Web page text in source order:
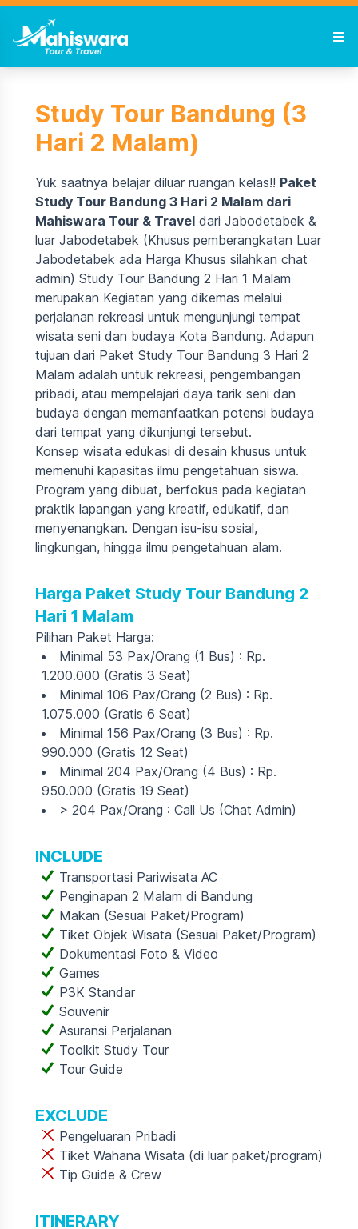
Study Tour Bandung (3
Hari 2 Malam)
Yuk saatnya belajar diluar ruangan kelas!! Paket
Study Tour Bandung 3 Hari 2 Malam dari
Mahiswara Tour & Travel dari Jabodetabek &
luar Jabodetabek (Khusus pemberangkatan Luar
Jabodetabek ada Harga Khusus silahkan chat
admin) Study Tour Bandung 2 Hari 1 Malam
merupakan Kegiatan yang dikemas melalui
perjalanan rekreasi untuk mengunjungi tempat
wisata seni dan budaya Kota Bandung. Adapun
tujuan dari Paket Study Tour Bandung 3 Hari 2
Malam adalah untuk rekreasi, pengembangan
pribadi, atau mempelajari daya tarik seni dan
budaya dengan memanfaatkan potensi budaya
dari tempat yang dikunjungi tersebut.
Konsep wisata edukasi di desain khusus untuk
memenuhi kapasitas ilmu pengetahuan siswa.
Program yang dibuat, berfokus pada kegiatan
praktik lapangan yang kreatif, edukatif, dan
menyenangkan. Dengan isu-isu sosial,
lingkungan, hingga ilmu pengetahuan alam.
Harga Paket Study Tour Bandung 2
Hari 1 Malam
Pilihan Paket Harga:
Minimal 53 Pax/Orang (1 Bus) : Rp.
1.200.000 (Gratis 3 Seat)
Minimal 106 Pax/Orang (2 Bus) : Rp.
1.075.000 (Gratis 6 Seat)
Minimal 156 Pax/Orang (3 Bus) : Rp.
990.000 (Gratis 12 Seat)
Minimal 204 Pax/Orang (4 Bus) : Rp.
950.000 (Gratis 19 Seat)
> 204 Pax/Orang : Call Us (Chat Admin)
INCLUDE
Transportasi Pariwisata AC
Penginapan 2 Malam di Bandung
Makan (Sesuai Paket/Program)
Tiket Objek Wisata (Sesuai Paket/Program)
Dokumentasi Foto & Video
Games
P3K Standar
Souvenir
Asuransi Perjalanan
Toolkit Study Tour
Tour Guide
EXCLUDE
Pengeluaran Pribadi
Tiket Wahana Wisata (di luar paket/program)
Tip Guide & Crew
ITINERARY